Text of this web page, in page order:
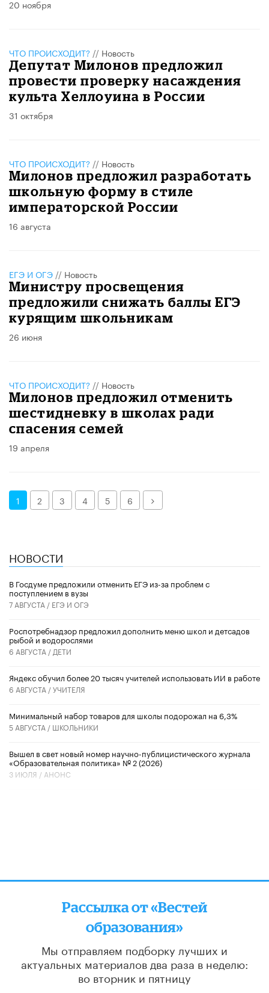
20 ноября
ЧТО ПРОИСХОДИТ? // Новость
Депутат Милонов предложил
провести проверку насаждения
культа Хеллоуина в России
31 октября
ЧТО ПРОИСХОДИТ? // Новость
Милонов предложил разработать
школьную форму в стиле
императорской России
16 августа
ЕГЭ И ОГЭ // Новость
Министру просвещения
предложили снижать баллы ЕГЭ
курящим школьникам
26 июня
ЧТО ПРОИСХОДИТ? // Новость
Милонов предложил отменить
шестидневку в школах ради
спасения семей
19 апреля
1 2 3 4 5 6 Далее
НОВОСТИ
В Госдуме предложили отменить ЕГЭ из-за проблем с
поступлением в вузы
7 АВГУСТА / ЕГЭ И ОГЭ
Роспотребнадзор предложил дополнить меню школ и детсадов
рыбой и водорослями
6 АВГУСТА / ДЕТИ
​Яндекс обучил более 20 тысяч учителей использовать ИИ в работе
6 АВГУСТА /УЧИТЕЛЯ
Минимальный набор товаров для школы подорожал на 6,3%
5 АВГУСТА / ШКОЛЬНИКИ
Вышел в свет новый номер научно-публицистического журнала
«Образовательная политика» № 2 (2026)
3 ИЮЛЯ / АНОНС
Рассылка от «Вестей
образования»
Мы отправляем подборку лучших и
актуальных материалов два раза в неделю:
во вторник и пятницу